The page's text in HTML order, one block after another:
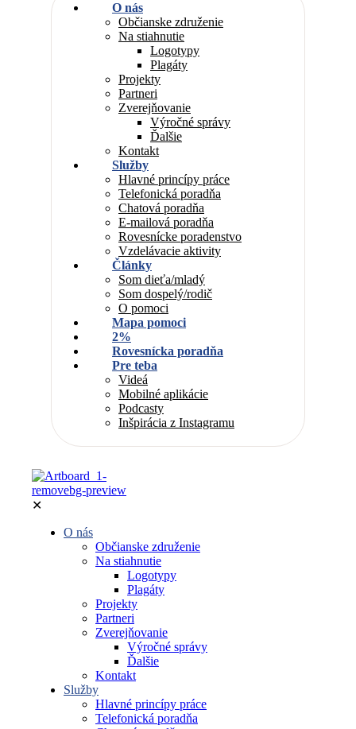
O nás
Občianske združenie
Na stiahnutie
Logotypy
Plagáty
Projekty
Partneri
Zverejňovanie
Výročné správy
Ďalšie
Kontakt
Služby
Hlavné princípy práce
Telefonická poradňa
Chatová poradňa
E-mailová poradňa
Rovesnícke poradenstvo
Vzdelávacie aktivity
Články
Som dieťa/mladý
Som dospelý/rodič
O pomoci
Mapa pomoci
2%
Rovesnícka poradňa
Pre teba
Videá
Mobilné aplikácie
Podcasty
Inšpirácia z Instagramu
✕
O nás
Občianske združenie
Na stiahnutie
Logotypy
Plagáty
Projekty
Partneri
Zverejňovanie
Výročné správy
Ďalšie
Kontakt
Služby
Hlavné princípy práce
Telefonická poradňa